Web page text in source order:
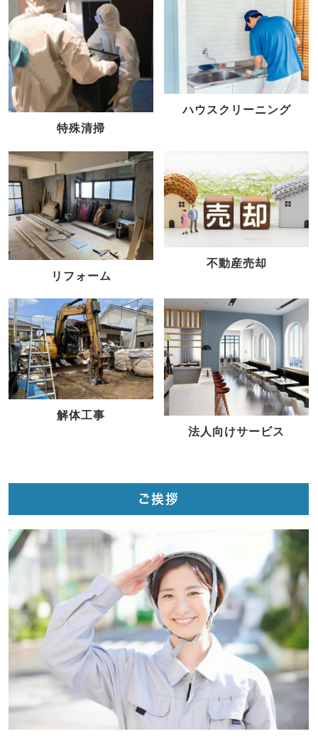
特殊清掃
ハウスクリーニング
リフォーム
不動産売却
解体工事
法人向けサービス
ご挨拶